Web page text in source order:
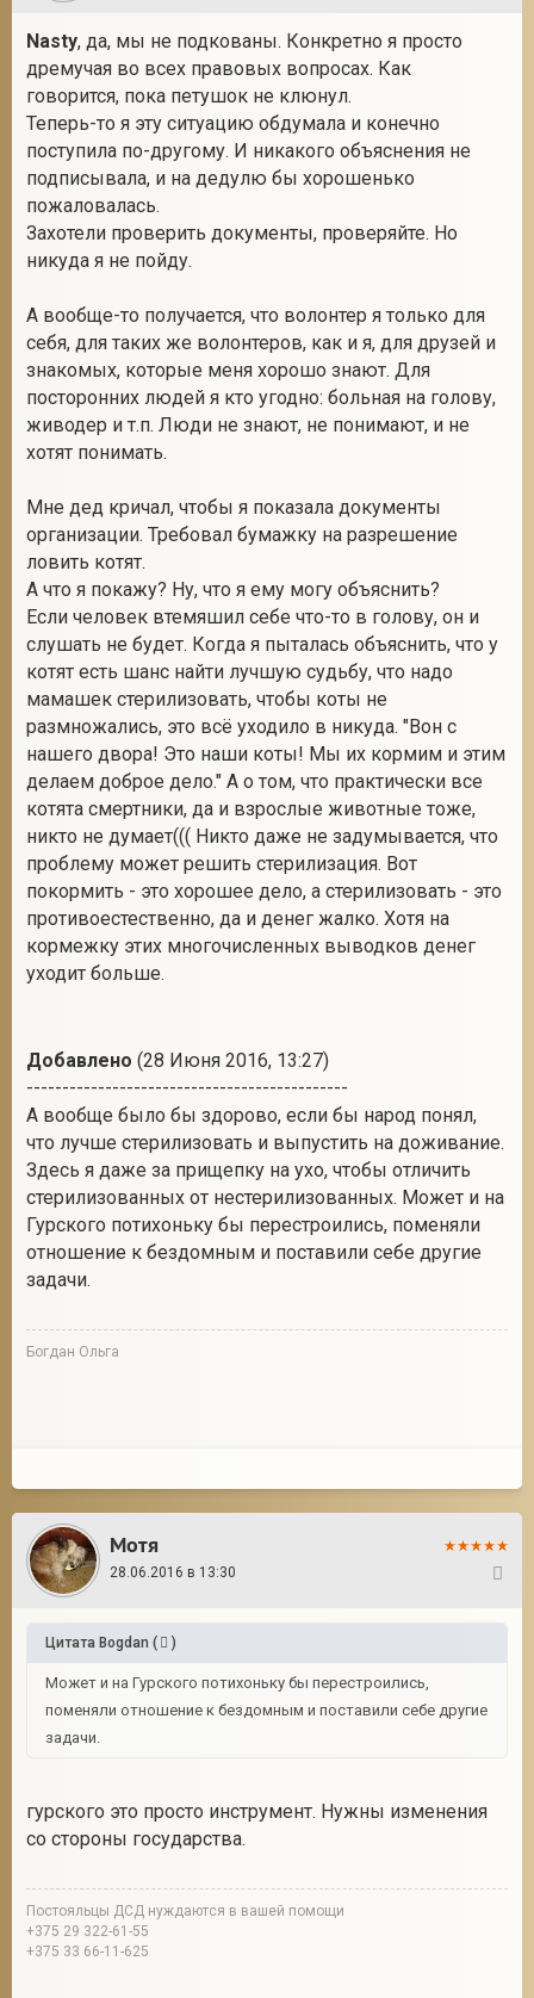
Nasty, да, мы не подкованы. Конкретно я просто
дремучая во всех правовых вопросах. Как
говорится, пока петушок не клюнул.
Теперь-то я эту ситуацию обдумала и конечно
поступила по-другому. И никакого объяснения не
подписывала, и на дедулю бы хорошенько
пожаловалась.
Захотели проверить документы, проверяйте. Но
никуда я не пойду.
А вообще-то получается, что волонтер я только для
себя, для таких же волонтеров, как и я, для друзей и
знакомых, которые меня хорошо знают. Для
посторонних людей я кто угодно: больная на голову,
живодер и т.п. Люди не знают, не понимают, и не
хотят понимать.
Мне дед кричал, чтобы я показала документы
организации. Требовал бумажку на разрешение
ловить котят.
А что я покажу? Ну, что я ему могу объяснить?
Если человек втемяшил себе что-то в голову, он и
слушать не будет. Когда я пыталась объяснить, что у
котят есть шанс найти лучшую судьбу, что надо
мамашек стерилизовать, чтобы коты не
размножались, это всё уходило в никуда. "Вон с
нашего двора! Это наши коты! Мы их кормим и этим
делаем доброе дело." А о том, что практически все
котята смертники, да и взрослые животные тоже,
никто не думает((( Никто даже не задумывается, что
проблему может решить стерилизация. Вот
покормить - это хорошее дело, а стерилизовать - это
противоестественно, да и денег жалко. Хотя на
кормежку этих многочисленных выводков денег
уходит больше.
Добавлено (28 Июня 2016, 13:27)
---------------------------------------------
А вообще было бы здорово, если бы народ понял,
что лучше стерилизовать и выпустить на доживание.
Здесь я даже за прищепку на ухо, чтобы отличить
стерилизованных от нестерилизованных. Может и на
Гурского потихоньку бы перестроились, поменяли
отношение к бездомным и поставили себе другие
задачи.
Богдан Ольга
Мотя
28.06.2016 в 13:30
Цитата Bogdan ( )
Может и на Гурского потихоньку бы перестроились,
поменяли отношение к бездомным и поставили себе другие
задачи.
гурского это просто инструмент. Нужны изменения
со стороны государства.
Постояльцы ДСД нуждаются в вашей помощи
+375 29 322-61-55
+375 33 66-11-625